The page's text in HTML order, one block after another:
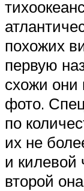
похожих
первую
схожи они
фото.
по
их не
и
второй